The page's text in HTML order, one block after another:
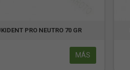
PRO NEUTRO 70 GR
MÁS